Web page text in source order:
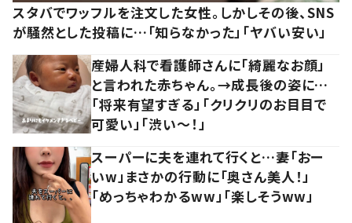
スタバでワッフルを注文した女性。しかしその後、SNS
が騒然とした投稿に…「知らなかった」「ヤバい安い」
産婦人科で看護師さんに「綺麗なお顔」
と言われた赤ちゃん。→成長後の姿に…
「将来有望すぎる」「クリクリのお目目で
可愛い」「渋い～！」
スーパーに夫を連れて行くと…妻「おー
いw」まさかの行動に「奥さん美人！」
「めっちゃわかるww」「楽しそうww」